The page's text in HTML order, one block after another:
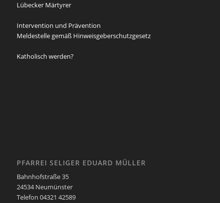
Lübecker Märtyrer
Intervention und Prävention
Meldestelle gemäß Hinweisgeberschutzgesetz
Katholisch werden?
PFARREI SELIGER EDUARD MÜLLER
Bahnhofstraße 35
24534 Neumünster
Telefon 04321 42589